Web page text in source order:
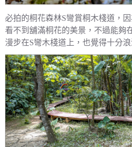
必拍的桐花森林S彎賞桐木棧道，
看不到舖滿桐花的美景，不過能夠
漫步在S彎木棧道上，也覺得十分浪